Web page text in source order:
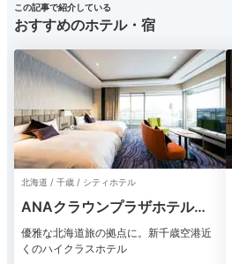
この記事で紹介している
おすすめのホテル・宿
北海道 / 千歳 / シティホテル
ANAクラウンプラザホテル千
歳
優雅な北海道旅の拠点に。新千歳空港近
くのハイクラスホテル